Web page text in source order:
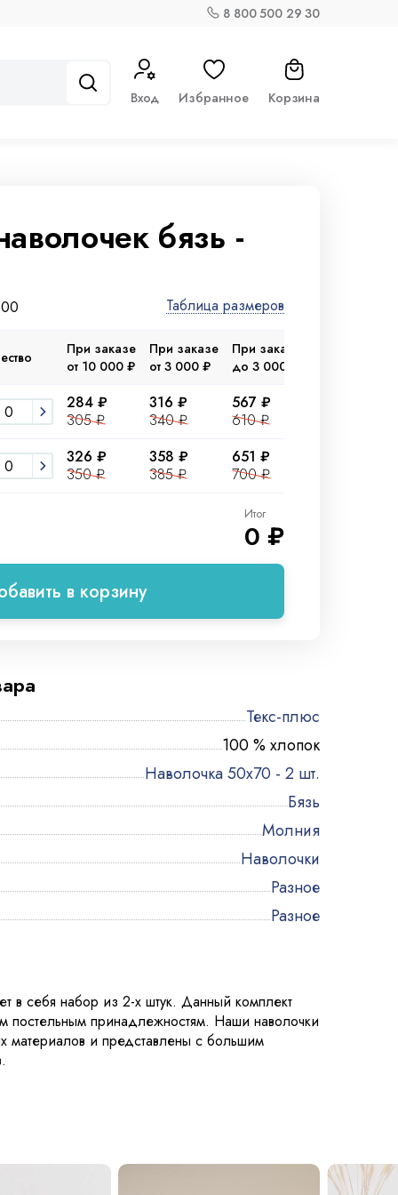
8 800 500 29 30
Вход Избранное Корзина
бязь -
Таблица размеров
При заказе
от 10 000 ₽
При заказе
от 3 000 ₽
При заказе
до 3 000 ₽
284 ₽
305 ₽
316 ₽
340 ₽
567 ₽
610 ₽
326 ₽
350 ₽
358 ₽
385 ₽
651 ₽
700 ₽
Итог
0 ₽
в корзину
Текс-плюс
100 % хлопок
Наволочка 50х70 - 2 шт.
Бязь
Молния
Наволочки
Разное
Разное
в себя набор из 2-х штук. Данный комплект
постельным принадлежностям. Наши наволочки
материалов и представлены с большим